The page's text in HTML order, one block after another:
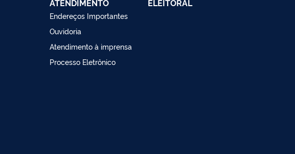
CANAIS DE
ATENDIMENTO
Endereços Importantes
Ouvidoria